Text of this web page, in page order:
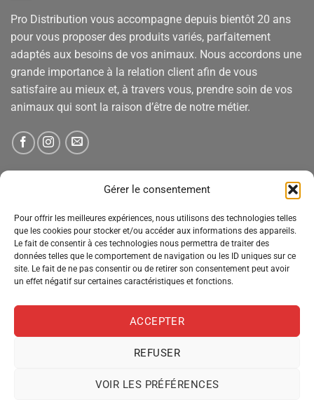
Gérer le consentement
Pour offrir les meilleures expériences, nous utilisons des technologies telles
que les cookies pour stocker et/ou accéder aux informations des appareils.
Le fait de consentir à ces technologies nous permettra de traiter des
données telles que le comportement de navigation ou les ID uniques sur ce
site. Le fait de ne pas consentir ou de retirer son consentement peut avoir
un effet négatif sur certaines caractéristiques et fonctions.
ACCEPTER
REFUSER
VOIR LES PRÉFÉRENCES
Pro Distribution vous accompagne depuis bientôt 20 ans
pour vous proposer des produits variés, parfaitement
adaptés aux besoins de vos animaux. Nous accordons une
grande importance à la relation client afin de vous
satisfaire au mieux et, à travers vous, prendre soin de vos
animaux qui sont la raison d’être de notre métier.
Tenez-vous informé des nouveautés, des offres spéciales
et des remises.